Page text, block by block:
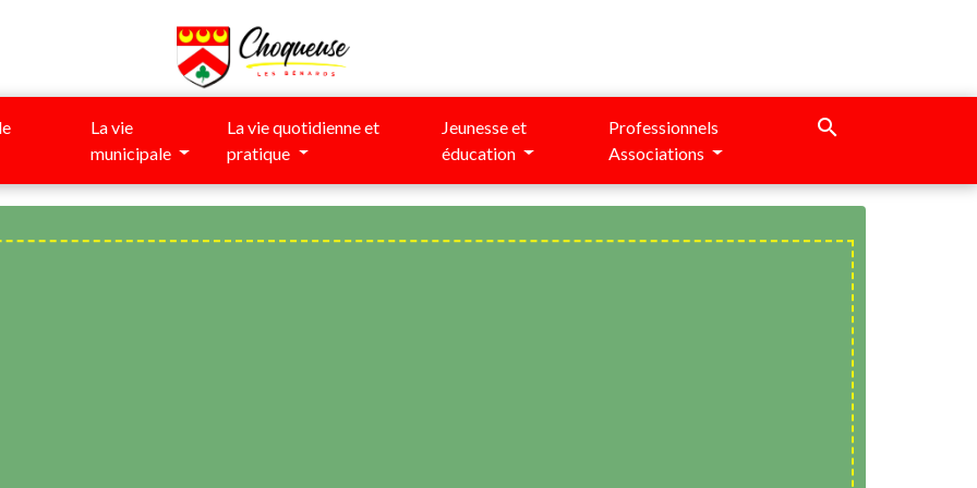
La vie
municipale
La vie quotidienne et
pratique
Jeunesse et
éducation
Professionnels
Associations
search